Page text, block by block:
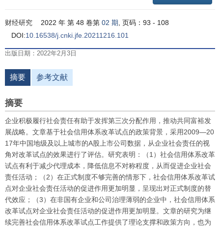
财经研究 2022 年 第 48 卷第 02 期 , 页码：93 - 108
DOI:10.16538/j.cnki.jfe.20211216.101
出版日期：2022年2月3日
摘要 参考文献
摘要
企业积极履行社会责任有助于发挥第三次分配作用，推动共同富裕发
展战略。文章基于社会信用体系改革试点的政策背景，采用2009—20
17年中国地级及以上城市的A股上市公司数据，从企业社会责任的视
角对改革试点的效果进行了评估。研究表明：（1）社会信用体系改革
试点有利于减少代理成本，降低信息不对称程度，从而促进企业社会
责任活动；（2）在正式制度不够完善的情形下，社会信用体系改革试
点对企业社会责任活动的促进作用更加明显，呈现出对正式制度的替
代效应；（3）在非国有企业和公司治理薄弱的企业中，社会信用体系
改革试点对企业社会责任活动的促进作用更加明显。文章的研究为继
续完善社会信用体系改革试点工作提供了理论支撑和政策方向，也为